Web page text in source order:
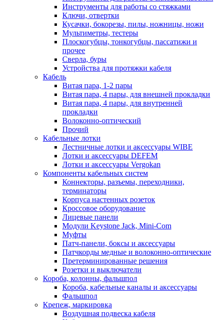
Инструменты для работы со стяжками
Ключи, отвертки
Кусачки, бокорезы, пилы, ножницы, ножи
Мультиметры, тестеры
Плоскогубцы, тонкогубцы, пассатижи и
прочее
Сверла, буры
Устройства для протяжки кабеля
Кабель
Витая пара, 1-2 пары
Витая пара, 4 пары, для внешней прокладки
Витая пара, 4 пары, для внутренней
прокладки
Волоконно-оптический
Прочий
Кабельные лотки
Лестничные лотки и аксессуары WIBE
Лотки и аксессуары DEFEM
Лотки и аксессуары Vergokan
Компоненты кабельных систем
Коннекторы, разъемы, переходники,
терминаторы
Корпуса настенных розеток
Кроссовое оборудование
Лицевые панели
Модули Keystone Jack, Mini-Com
Муфты
Патч-панели, боксы и аксессуары
Патчкорды медные и волоконно-оптические
Претерминированные решения
Розетки и выключатели
Короба, колонны, фальшпол
Короба, кабельные каналы и аксессуары
Фальшпол
Крепеж, маркировка
Воздушная подвеска кабеля